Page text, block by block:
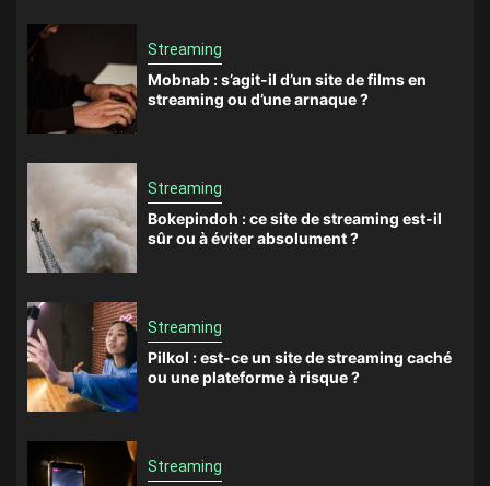
Streaming
Mobnab : s’agit-il d’un site de films en
streaming ou d’une arnaque ?
Streaming
Bokepindoh : ce site de streaming est-il
sûr ou à éviter absolument ?
Streaming
Pilkol : est-ce un site de streaming caché
ou une plateforme à risque ?
Streaming